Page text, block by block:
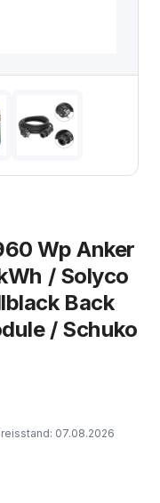
Wp Anker
/ Solyco
Back
/ Schuko
07.08.2026